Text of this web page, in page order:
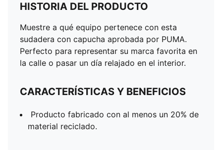
HISTORIA DEL PRODUCTO
Muestre a qué equipo pertenece con esta
sudadera con capucha aprobada por PUMA.
Perfecto para representar su marca favorita en
la calle o pasar un día relajado en el interior.
CARACTERÍSTICAS Y BENEFICIOS
Producto fabricado con al menos un 20% de
material reciclado.